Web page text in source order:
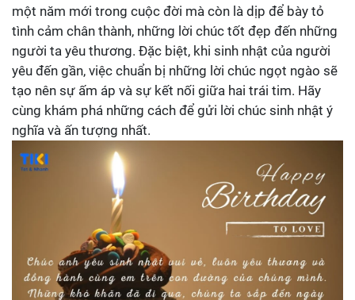
một năm mới trong cuộc đời mà còn là dịp để bày tỏ
tình cảm chân thành, những lời chúc tốt đẹp đến những
người ta yêu thương. Đặc biệt, khi sinh nhật của người
yêu đến gần, việc chuẩn bị những lời chúc ngọt ngào sẽ
tạo nên sự ấm áp và sự kết nối giữa hai trái tim. Hãy
cùng khám phá những cách để gửi lời chúc sinh nhật ý
nghĩa và ấn tượng nhất.